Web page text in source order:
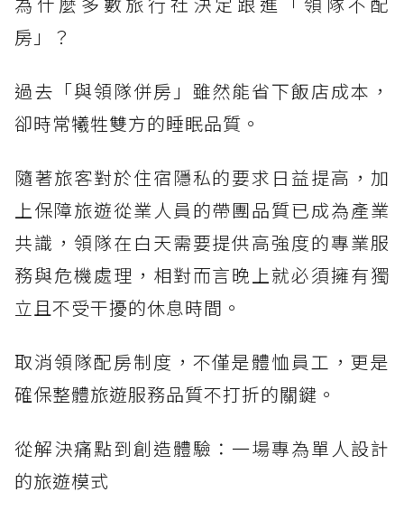
房」？
過去「與領隊併房」雖然能省下飯店成本，
卻時常犧牲雙方的睡眠品質。
隨著旅客對於住宿隱私的要求日益提高，加
上保障旅遊從業人員的帶團品質已成為產業
共識，領隊在白天需要提供高強度的專業服
務與危機處理，相對而言晚上就必須擁有獨
立且不受干擾的休息時間。
取消領隊配房制度，不僅是體恤員工，更是
確保整體旅遊服務品質不打折的關鍵。
從解決痛點到創造體驗：一場專為單人設計
的旅遊模式